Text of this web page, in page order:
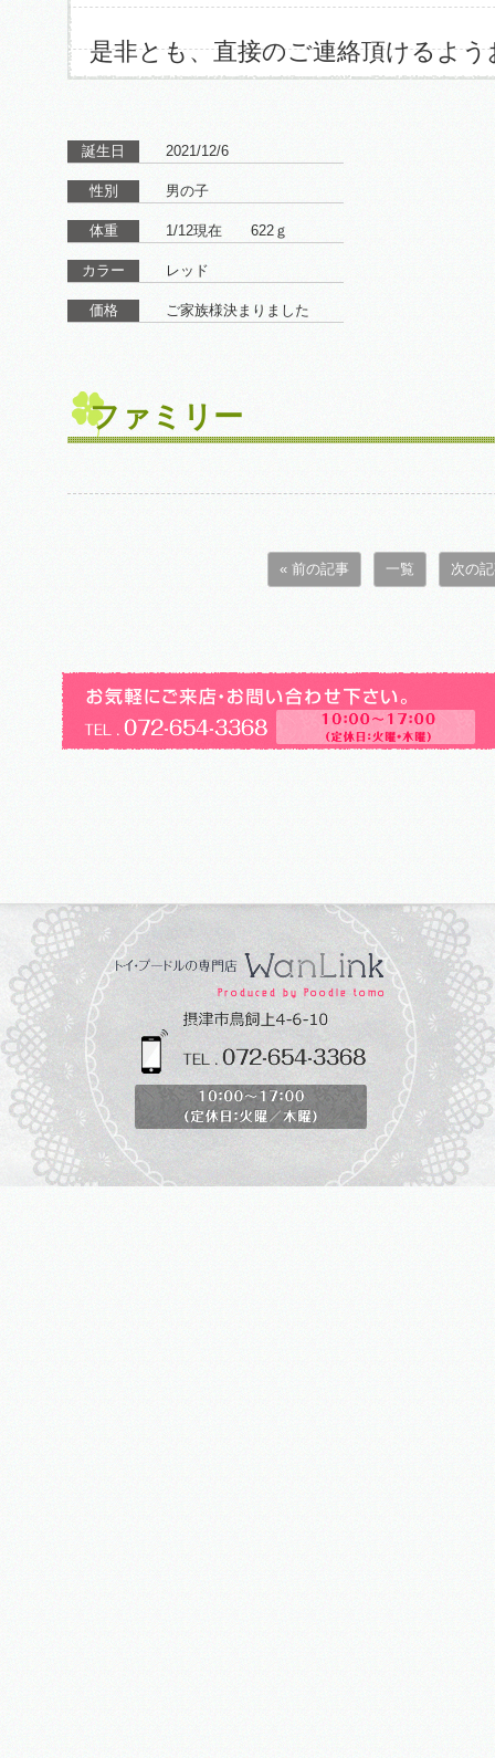
是非とも、直接のご連絡頂けるよ
誕生日 2021/12/6
性別 男の子
体重 1/12現在 622ｇ
カラー レッド
価格 ご家族様決まりました
ファミリー
« 前の記事 一覧 次の